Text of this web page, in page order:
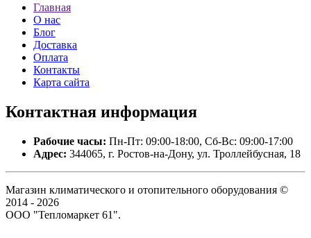
Главная
О нас
Блог
Доставка
Оплата
Контакты
Карта сайта
Контактная информация
Рабочие часы: Пн-Пт: 09:00-18:00, Сб-Вс: 09:00-17:00
Адрес: 344065, г. Ростов-на-Дону, ул. Троллейбусная, 18
Магазин климатического и отопительного оборудования ©
2014 - 2026
ООО "Тепломаркет 61".